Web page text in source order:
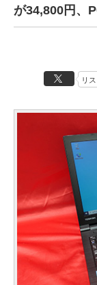
が34,800円、
リス